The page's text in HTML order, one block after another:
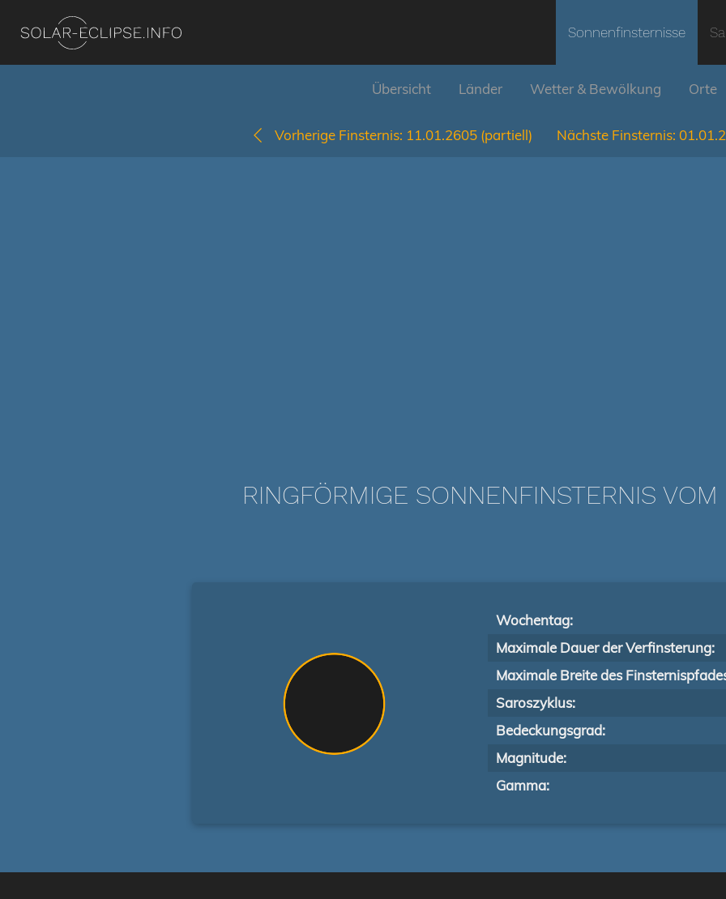
Sonnenfinsternisse
Übersicht Länder Wetter & Bewölkung Orte
Vorherige Finsternis: 11.01.2605 (partiell) Nächste Finsternis:
RINGFÖRMIGE SONNENFINSTERNIS
Wochentag:
Maximale Dauer der Verfinsterung:
Maximale Breite des
Saroszyklus:
Bedeckungsgrad:
Magnitude:
Gamma: